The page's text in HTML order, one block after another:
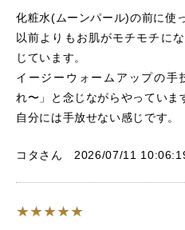
化粧水(ムーンパール)の前に使
以前よりもお肌がモチモチに
じています。
イージーウォームアップの手
れ〜」と念じながらやっていま
自分には手放せない感じです。
コタさん 2026/07/11